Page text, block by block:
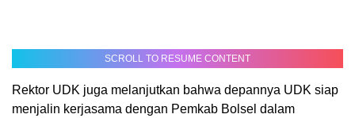
SCROLL TO RESUME CONTENT
Rektor UDK juga melanjutkan bahwa depannya UDK siap
menjalin kerjasama dengan Pemkab Bolsel dalam